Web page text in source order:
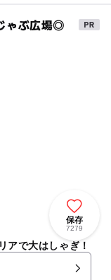
ゃぶ広場◎
保存
7279
アで大はしゃぎ！